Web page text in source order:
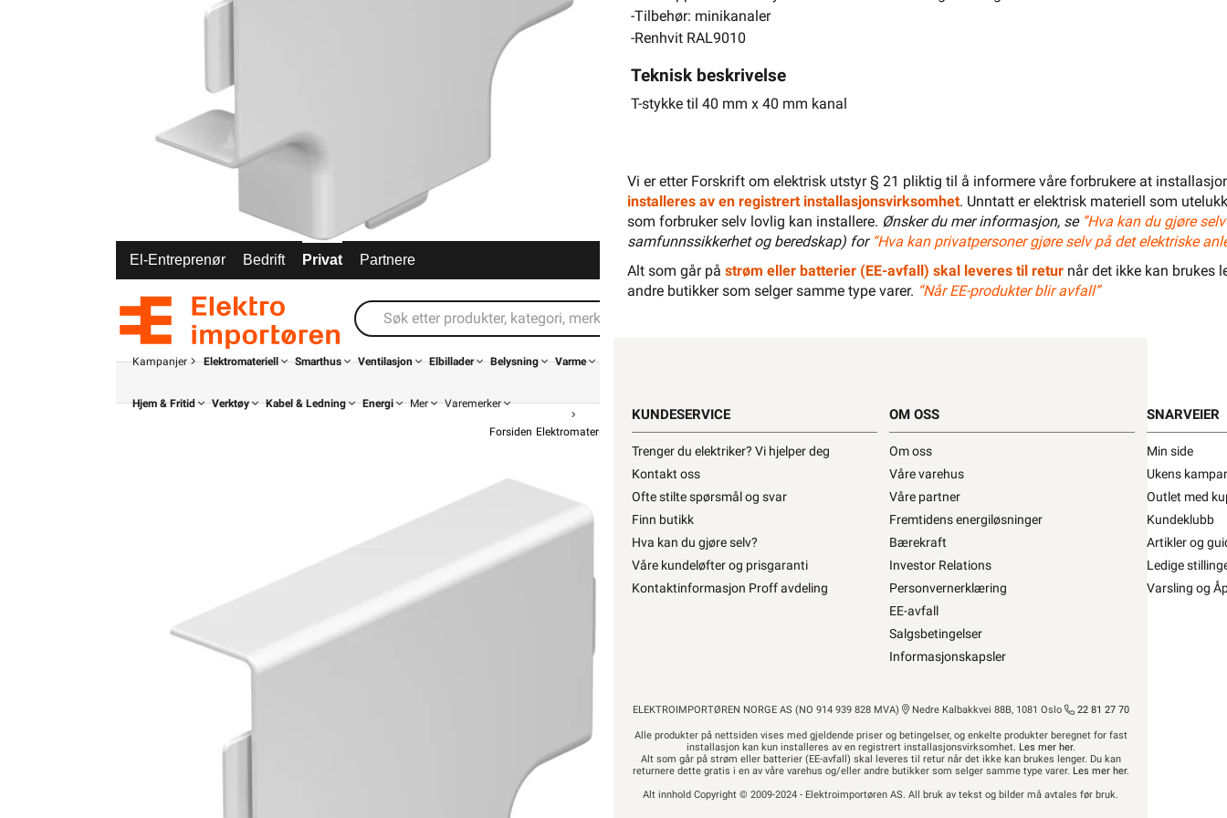
El-Entreprenør Bedrift Privat Partnere
Din butikk
Kontakt
oss
Kampanjer Elektromateriell Smarthus Ventilasjon Elbillader Belysning Varme
Hjem & Fritid Verktøy Kabel & Ledning Energi Mer Varemerker
Forsiden Elektromateriell Kanal Og Tilbehør Minikanal Tilbehør
OBO BETTERMANN Hvit T-stykke hette i PVC •
T-stykke for Kanal WDK40040RW
OBO BETTERMANN Se/Still ett spørsmål (
Min butikk ikke valgt, velg
Mer Varemerker
-Tilbehør: minikanaler
-Renhvit RAL9010
Teknisk beskrivelse
T-stykke til 40 mm x 40 mm kanal
Vi er etter Forskrift om elektrisk utstyr § 21 pliktig til å informere våre forbrukere at
installeres av en registrert installasjonsvirksomhet. Unntatt er elektrisk materiell som
som forbruker selv lovlig kan installere. Ønsker du mer informasjon, se ”Hva kan du gjøre
samfunnssikkerhet og beredskap) for “Hva kan privatpersoner gjøre selv på det elektriske
Alt som går på strøm eller batterier (EE-avfall) skal leveres til retur når det ikke kan brukes
andre butikker som selger samme type varer. “Når EE-produkter blir avfall”
KUNDESERVICE
Trenger du elektriker? Vi hjelper deg
Kontakt oss
Ofte stilte spørsmål og svar
Finn butikk
Hva kan du gjøre selv?
Våre kundeløfter og prisgaranti
Kontaktinformasjon Proff avdeling
OM OSS
Om oss
Våre varehus
Våre partner
Fremtidens energiløsninger
Bærekraft
Investor Relations
Personvernerklæring
EE-avfall
Salgsbetingelser
Informasjonskapsler
SNARVEIER
Min side
Ukens
Outlet med
Kundeklubb
Artikler og
Ledige
Varsling og
ELEKTROIMPORTØREN NORGE AS (NO 914 939 828 MVA) Nedre Kalbakkvei 88B, 1081 Oslo 22 81 27 70
Alle produkter på nettsiden vises med gjeldende priser og betingelser, og enkelte produkter beregnet for fast
installasjon kan kun installeres av en registrert installasjonsvirksomhet. Les mer her.
Alt som går på strøm eller batterier (EE-avfall) skal leveres til retur når det ikke kan brukes lenger. Du kan
returnere dette gratis i en av våre varehus og/eller andre butikker som selger samme type varer. Les mer her.
Alt innhold Copyright © 2009-2024 - Elektroimportøren AS. All bruk av tekst og bilder må avtales før bruk.